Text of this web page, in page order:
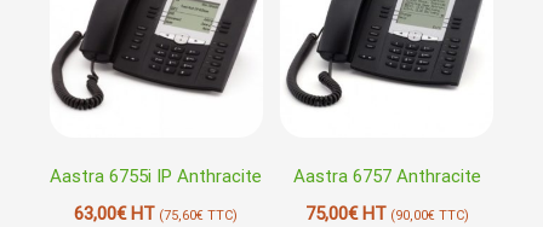
Aastra 6755i IP Anthracite
63,00€HT (75,60€ TTC)
Aastra 6757 Anthracite
75,00€HT (90,00€TTC)